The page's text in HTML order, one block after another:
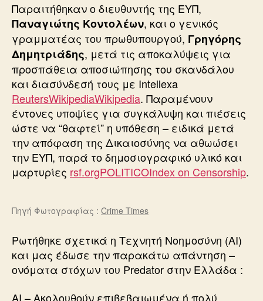
Παραιτήθηκαν ο διευθυντής της ΕΥΠ,
Παναγιώτης Κοντολέων, και ο γενικός
γραμματέας του πρωθυπουργού, Γρηγόρης
Δημητριάδης, μετά τις αποκαλύψεις για
προσπάθεια αποσιώπησης του σκανδάλου
και διασύνδεσή τους με Intellexa
ReutersWikipediaWikipedia. Παραμένουν
έντονες υποψίες για συγκάλυψη και πιέσεις
ώστε να “θαφτεί” η υπόθεση – ειδικά μετά
την απόφαση της Δικαιοσύνης να αθωώσει
την ΕΥΠ, παρά το δημοσιογραφικό υλικό και
μαρτυρίες rsf.orgPOLITICOIndex on Censorship.
Πηγή Φωτογραφίας : Crime Times
Ρωτήθηκε σχετικά η Τεχνητή Νοημοσύνη (ΑΙ)
και μας έδωσε την παρακάτω απάντηση –
ονόματα στόχων του Predator στην Ελλάδα :
ΑΙ – Ακολουθούν επιβεβαιωμένα ή πολύ